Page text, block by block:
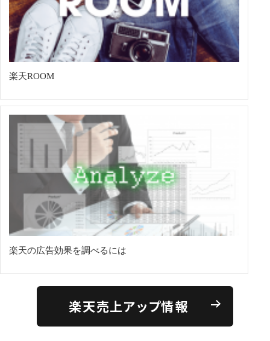
楽天ROOM
楽天の広告効果を調べるには
楽天売上アップ情報